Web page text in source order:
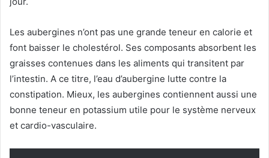
Les aubergines n’ont pas une grande teneur en calorie et
font baisser le cholestérol. Ses composants absorbent les
graisses contenues dans les aliments qui transitent par
l’intestin. A ce titre, l’eau d’aubergine lutte contre la
constipation. Mieux, les aubergines contiennent aussi une
bonne teneur en potassium utile pour le système nerveux
et cardio-vasculaire.